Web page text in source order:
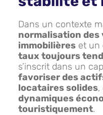
Dans un contexte
normalisation
immobilières et un
taux toujours
s’inscrit dans un
favoriser des
locataires solides,
dynamiques
touristiquement.